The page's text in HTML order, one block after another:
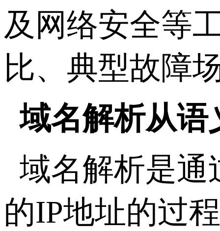
及网络安全等
比、典型故障
域名解析从语
域名解析是通
的IP地址的过